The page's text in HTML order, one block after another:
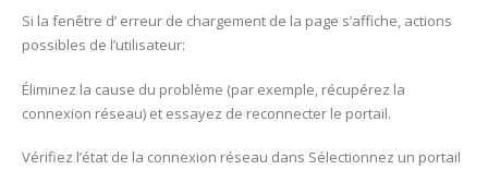
Si la fenêtre d’ erreur de chargement de la page s’affiche, actions
possibles de l’utilisateur:
Éliminez la cause du problème (par exemple, récupérez la
connexion réseau) et essayez de reconnecter le portail.
Vérifiez l’état de la connexion réseau dans Sélectionnez un portail